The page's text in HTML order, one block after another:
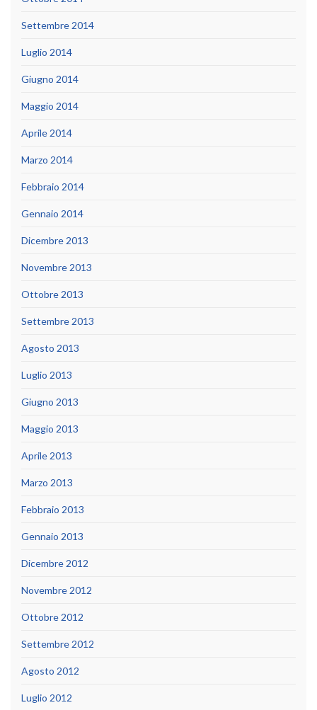
Settembre 2014
Luglio 2014
Giugno 2014
Maggio 2014
Aprile 2014
Marzo 2014
Febbraio 2014
Gennaio 2014
Dicembre 2013
Novembre 2013
Ottobre 2013
Settembre 2013
Agosto 2013
Luglio 2013
Giugno 2013
Maggio 2013
Aprile 2013
Marzo 2013
Febbraio 2013
Gennaio 2013
Dicembre 2012
Novembre 2012
Ottobre 2012
Settembre 2012
Agosto 2012
Luglio 2012